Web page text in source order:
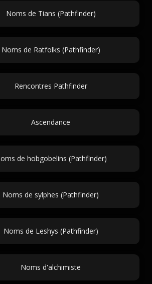
Noms de Tians (Pathfinder)
Noms de Ratfolks (Pathfinder)
Rencontres Pathfinder
Ascendance
de hobgobelins (Pathfinder)
Noms de sylphes (Pathfinder)
Noms de Leshys (Pathfinder)
Noms d'alchimiste